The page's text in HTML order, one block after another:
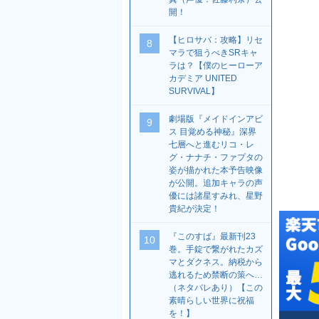
開！
8
【ヒロサバ：攻略】リセ
マラで狙うべきSRキャ
ラは？【僕のヒーローア
カデミア UNITED
SURVIVAL】
9
劇場版『メイドインアビ
ス 目覚める神秘』深界
七層へと進むリコ・レ
グ・ナナチ・ファプタの
姿が描かれた本予告映像
が公開。追加キャラの声
優には諸星すみれ、星野
貴紀が決定！
10
『このすば』最新刊23
巻。手錠で繋がれたカズ
マとダクネス。納税から
逃れるため禁断の策へ…
（ネタバレあり）【この
素晴らしい世界に祝福
を！】